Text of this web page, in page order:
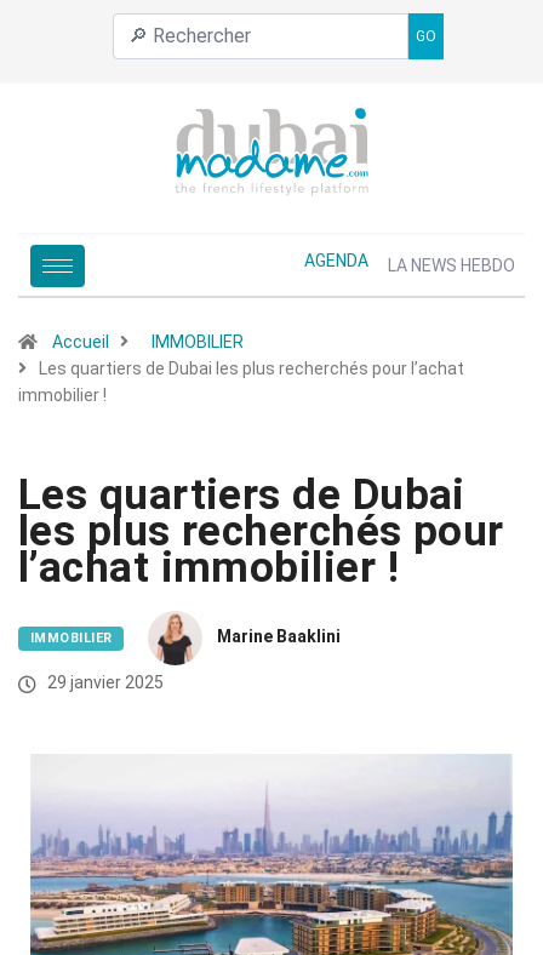
GO
AGENDA LA NEWS HEBDO
Accueil
IMMOBILIER
Les quartiers de Dubai les plus recherchés pour l’achat
immobilier !
Les quartiers de Dubai
les plus recherchés pour
l’achat immobilier !
IMMOBILIER Marine Baaklini
29 janvier 2025